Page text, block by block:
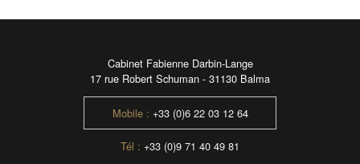
Cabinet Fabienne Darbin-Lange
17 rue Robert Schuman - 31130 Balma
Mobile : +33 (0)6 22 03 12 64
Tél : +33 (0)9 71 40 49 81